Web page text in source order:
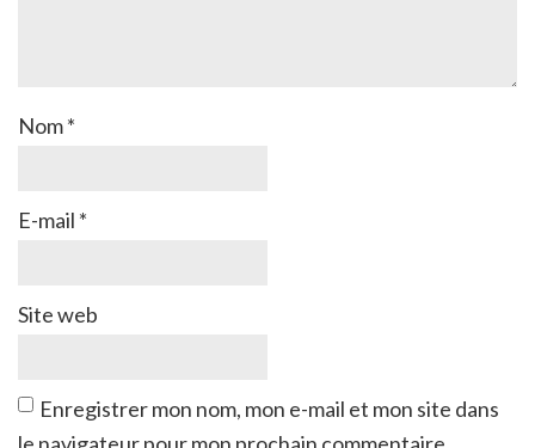
Nom*
E-mail *
Site web
Enregistrer mon nom, mon e-mail et mon site dans